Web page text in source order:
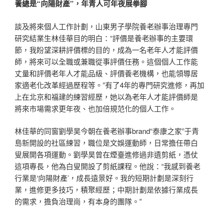
養總是“向陽財產”，年青人可年夜展拳腳
談及將來個人工作計劃，山東男子學院養老辦事治理專門
研究結業生林佳華目的明白：“評價是養老辦事的主要環
節，我盼望深耕評價標的目的，成為一名老年人才能評價
師，將來可以全職或兼職從事評價任務。這個個人工作能
丈量和評價老年人才能品級、評價養老機構，也能領導居
家適老化改革經過歷程等。”有了4年的專門研究進修，再加
上在北京和福建的練習經歷，她以為老年人才能評價師是
將來市場需求更年夜、也加倍規范化的個人工作。
林佳華的同窗劉學昊今朝在養老辦事brand“泰康之家”于青
島新開設的社區練習，職位是文娛運動師，日常擔任帶白
叟展開各項運動。劉學昊曾在煙臺進修過非遺剪紙，憑仗
這項專長，他為白叟開設了剪紙課程。他說：“我感到養老
行業是‘向陽財產’，成長遠景好。我的短期計劃是深刻行
業，進修更多技巧，積聚經歷；中期計劃是依據行業成長
的需求，擔負治理崗，有本身的團隊。”